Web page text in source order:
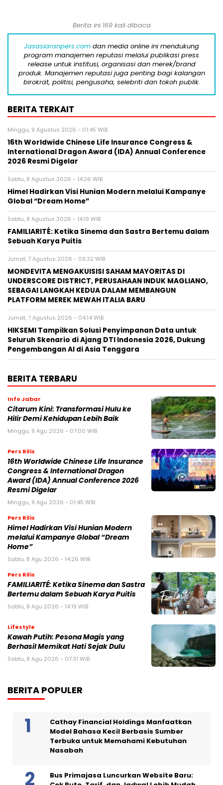
Berita ini 169 kali dibaca
Jasasiaranpers.com dan media online ini mendukung
program manajemen reputasi melalui publikasi press
release untuk institusi, organisasi dan merek/brand
produk. Manajemen reputasi juga penting bagi kalangan
birokrat, politisi, pengusaha, selebriti dan tokoh publik.
BERITA TERKAIT
Minggu, 9 Agustus 2026 - 01:45 WIB
16th Worldwide Chinese Life Insurance Congress &
International Dragon Award (IDA) Annual Conference
2026 Resmi Digelar
Sabtu, 8 Agustus 2026 - 14:26 WIB
Himel Hadirkan Visi Hunian Modern melalui Kampanye
Global “Dream Home”
Sabtu, 8 Agustus 2026 - 14:19 WIB
FAMILIARITÉ: Ketika Sinema dan Sastra Bertemu dalam
Sebuah Karya Puitis
Jumat, 7 Agustus 2026 - 09:32 WIB
MONDEVITA MENGAKUISISI SAHAM MAYORITAS DI
UNDERSCORE DISTRICT, PERUSAHAAN INDUK MAGLIANO,
SEBAGAI LANGKAH KEDUA DALAM MEMBANGUN
PLATFORM MEREK MEWAH ITALIA BARU
Jumat, 7 Agustus 2026 - 04:14 WIB
HIKSEMI Tampilkan Solusi Penyimpanan Data untuk
Seluruh Skenario di Ajang DTI Indonesia 2026, Dukung
Pengembangan AI di Asia Tenggara
BERITA TERBARU
Info Jabar
Citarum Kini: Transformasi Hulu ke
Hilir Demi Kehidupan Lebih Baik
Minggu, 9 Agu 2026 - 07:00 WIB
Pers Rilis
16th Worldwide Chinese Life Insurance
Congress & International Dragon
Award (IDA) Annual Conference 2026
Resmi Digelar
Minggu, 9 Agu 2026 - 01:45 WIB
Pers Rilis
Himel Hadirkan Visi Hunian Modern
melalui Kampanye Global “Dream
Home”
Sabtu, 8 Agu 2026 - 14:26 WIB
Pers Rilis
FAMILIARITÉ: Ketika Sinema dan Sastra
Bertemu dalam Sebuah Karya Puitis
Sabtu, 8 Agu 2026 - 14:19 WIB
Lifestyle
Kawah Putih: Pesona Magis yang
Berhasil Memikat Hati Sejak Dulu
Sabtu, 8 Agu 2026 - 07:31 WIB
BERITA POPULER
Cathay Financial Holdings Manfaatkan
Model Bahasa Kecil Berbasis Sumber
Terbuka untuk Memahami Kebutuhan
Nasabah
Bus Primajasa Luncurkan Website Baru: